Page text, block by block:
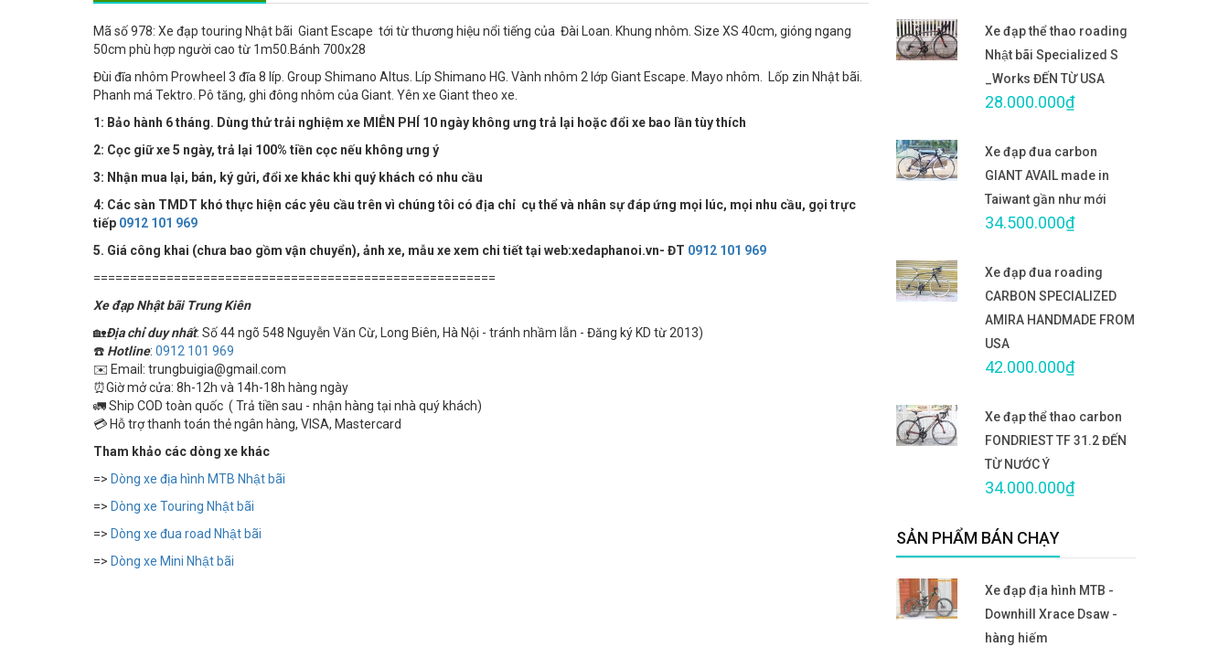
Mã số 978: Xe đạp touring Nhật bãi Giant Escape tới từ thương hiệu nổi tiếng của Đài Loan. Khung nhôm. Size XS 40cm, gióng ngang
50cm phù hợp người cao từ 1m50.Bánh 700x28
Đùi đĩa nhôm Prowheel 3 đĩa 8 líp. Group Shimano Altus. Líp Shimano HG. Vành nhôm 2 lớp Giant Escape. Mayo nhôm. Lốp zin Nhật bãi.
Phanh má Tektro. Pô tăng, ghi đông nhôm của Giant. Yên xe Giant theo xe.
1: Bảo hành 6 tháng. Dùng thử trải nghiệm xe MIỄN PHÍ 10 ngày không ưng trả lại hoặc đổi xe bao lần tùy thích
2: Cọc giữ xe 5 ngày, trả lại 100% tiền cọc nếu không ưng ý
3: Nhận mua lại, bán, ký gửi, đổi xe khác khi quý khách có nhu cầu
4: Các sàn TMDT khó thực hiện các yêu cầu trên vì chúng tôi có địa chỉ cụ thể và nhân sự đáp ứng mọi lúc, mọi nhu cầu, gọi trực
tiếp 0912 101 969
5. Giá công khai (chưa bao gồm vận chuyển), ảnh xe, mẫu xe xem chi tiết tại web:xedaphanoi.vn- ĐT 0912 101 969
=======================================================
Xe đạp Nhật bãi Trung Kiên
🏡Địa chỉ duy nhất: Số 44 ngõ 548 Nguyễn Văn Cừ, Long Biên, Hà Nội - tránh nhầm lẫn - Đăng ký KD từ 2013)
☎️ Hotline: 0912 101 969
✉️ Email: trungbuigia@gmail.com
⏰Giờ mở cửa: 8h-12h và 14h-18h hàng ngày
🚛 Ship COD toàn quốc ( Trả tiền sau - nhận hàng tại nhà quý khách)
💳 Hỗ trợ thanh toán thẻ ngân hàng, VISA, Mastercard
Tham khảo các dòng xe khác
=> Dòng xe địa hình MTB Nhật bãi
=> Dòng xe Touring Nhật bãi
=> Dòng xe đua road Nhật bãi
=> Dòng xe Mini Nhật bãi
Xe đạp thể thao roading
Nhật bãi Specialized S
_Works ĐẾN TỪ USA
28.000.000₫
Xe đạp đua carbon
GIANT AVAIL made in
Taiwant gần như mới
34.500.000₫
Xe đạp đua roading
CARBON SPECIALIZED
AMIRA HANDMADE FROM
USA
42.000.000₫
Xe đạp thể thao carbon
FONDRIEST TF 31.2 ĐẾN
TỪ NƯỚC Ý
34.000.000₫
SẢN PHẨM BÁN CHẠY
Xe đạp địa hình MTB -
Downhill Xrace Dsaw -
hàng hiếm